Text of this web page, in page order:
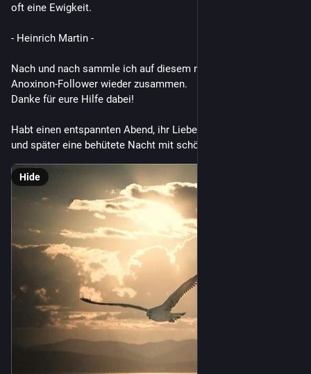
oft eine Ewigkeit.
- Heinrich Martin -
Nach und nach sammle ich auf diesem neuen Account meine
Anoxinon-Follower wieder zusammen.
Danke für eure Hilfe dabei!
Habt einen entspannten Abend, ihr Lieben, 🧡
und später eine behütete Nacht mit schönen Träumen! ✨
Hide